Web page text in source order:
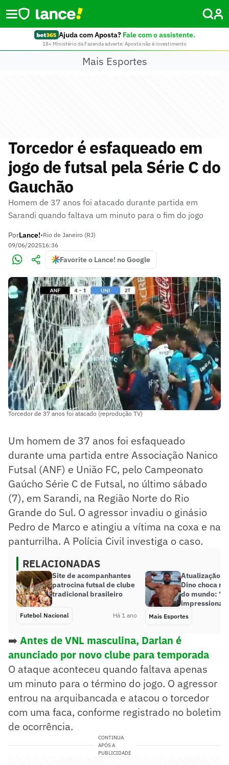
Ajuda com Aposta? Fale com o assistente.
18+ Ministério da Fazenda adverte: Aposta não é investimento
Mais Esportes
Torcedor é esfaqueado em
jogo de futsal pela Série C do
Gauchão
Homem de 37 anos foi atacado durante partida em
Sarandi quando faltava um minuto para o fim do jogo
PorLance!•Rio de Janeiro (RJ)
09/06/202516:36
Favorite o Lance! no Google
Torcedor de 37 anos foi atacado (reprodução TV)
Um homem de 37 anos foi esfaqueado
durante uma partida entre Associação Nanico
Futsal (ANF) e União FC, pelo Campeonato
Gaúcho Série C de Futsal, no último sábado
(7), em Sarandi, na Região Norte do Rio
Grande do Sul. O agressor invadiu o ginásio
Pedro de Marco e atingiu a vítima na coxa e na
panturrilha. A Polícia Civil investiga o caso.
RELACIONADAS
Site de acompanhantes
patrocina futsal de clube
tradicional brasileiro
Futebol Nacional Há 1 ano
Atualização
Dino choca
do mundo:
Mais Esportes
➡️ Antes de VNL masculina, Darlan é
anunciado por novo clube para temporada
O ataque aconteceu quando faltava apenas
um minuto para o término do jogo. O agressor
entrou na arquibancada e atacou o torcedor
com uma faca, conforme registrado no boletim
de ocorrência.
CONTINUA
APÓS A
PUBLICIDADE